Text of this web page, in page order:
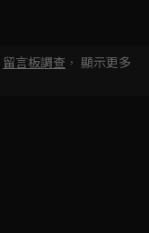
留言板調查 ， 顯示更多